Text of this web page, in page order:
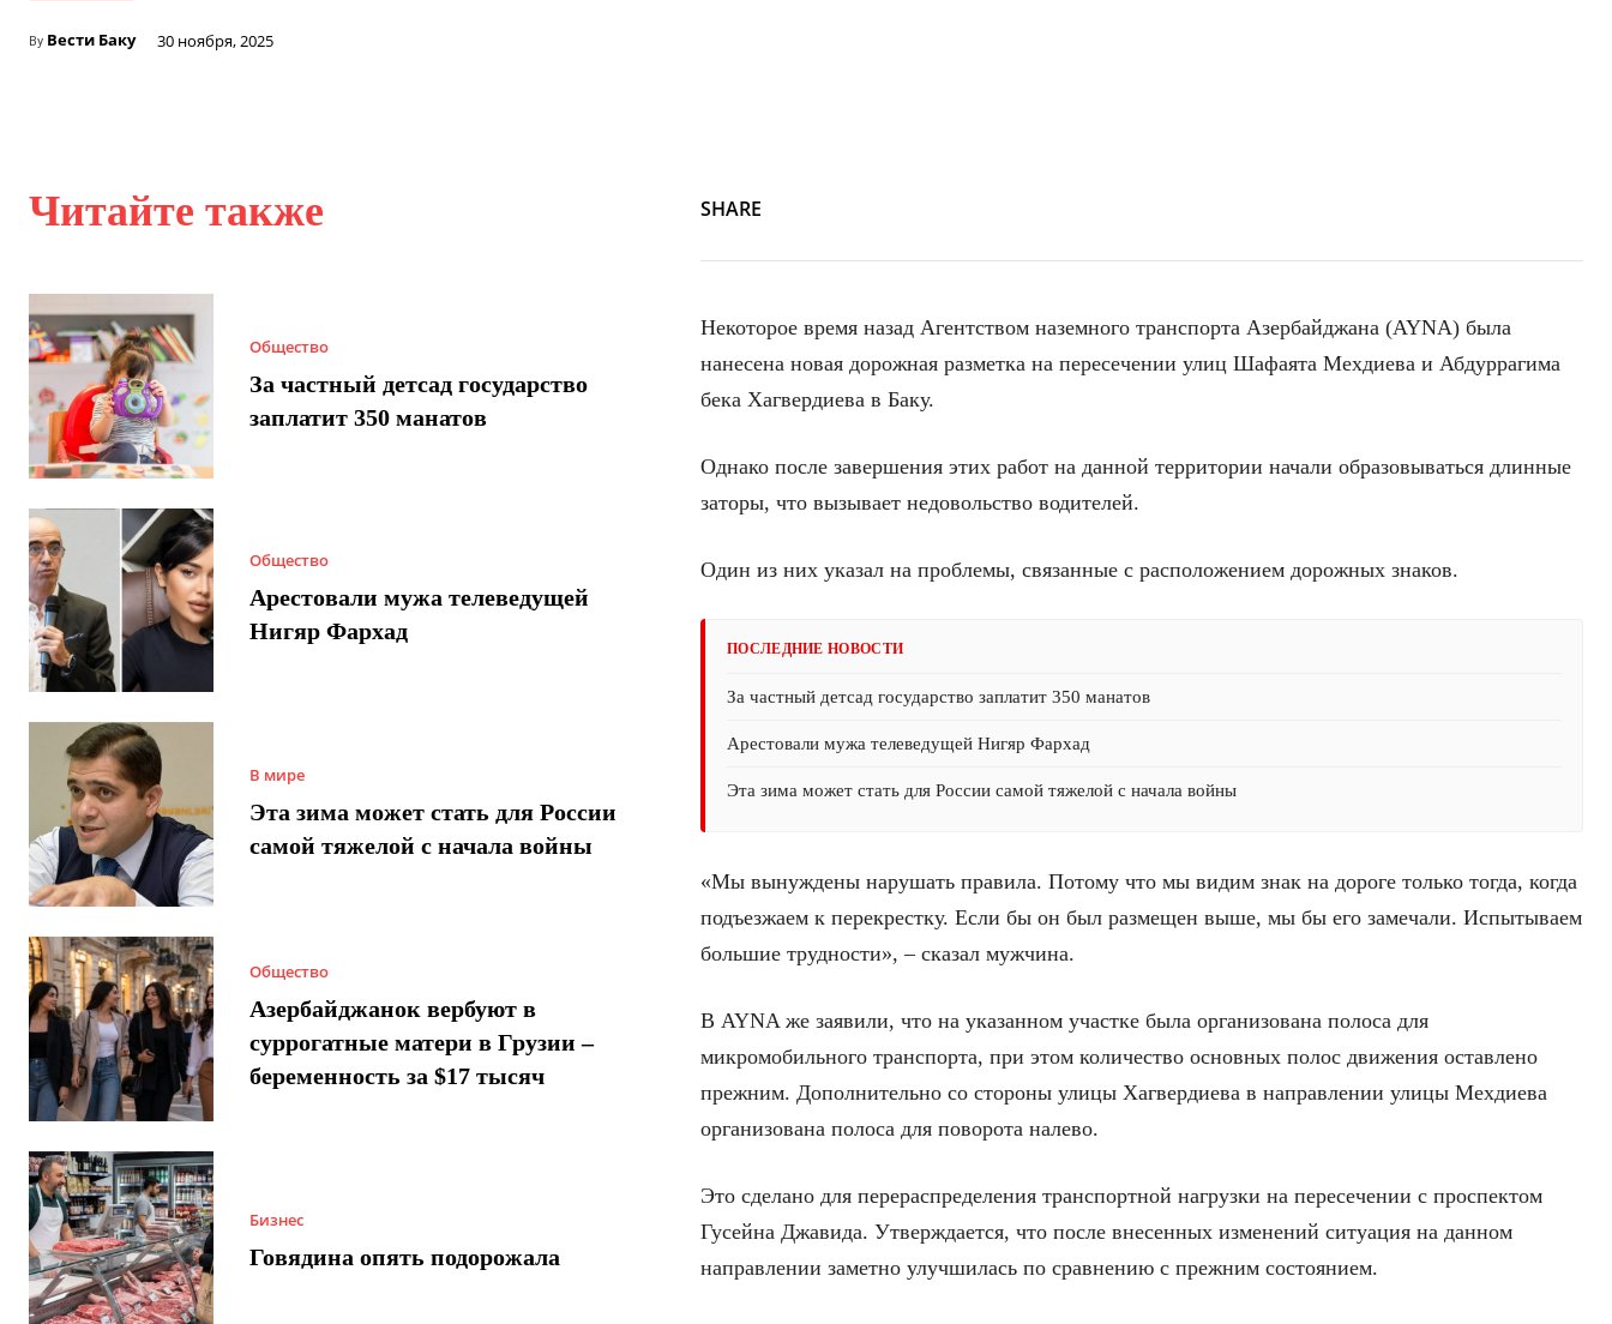
By Вести Баку 30 ноября, 2025
Читайте также
Общество
За частный детсад государство
заплатит 350 манатов
Общество
Арестовали мужа телеведущей
Нигяр Фархад
В мире
Эта зима может стать для России
самой тяжелой с начала войны
Общество
Азербайджанок вербуют в
суррогатные матери в Грузии –
беременность за $17 тысяч
Бизнес
Говядина опять подорожала
SHARE
Некоторое время назад Агентством наземного транспорта Азербайджана (AYNA) была
нанесена новая дорожная разметка на пересечении улиц Шафаята Мехдиева и Абдуррагима
бека Хагвердиева в Баку.
Однако после завершения этих работ на данной территории начали образовываться длинные
заторы, что вызывает недовольство водителей.
Один из них указал на проблемы, связанные с расположением дорожных знаков.
ПОСЛЕДНИЕ НОВОСТИ
За частный детсад государство заплатит 350 манатов
Арестовали мужа телеведущей Нигяр Фархад
Эта зима может стать для России самой тяжелой с начала войны
«Мы вынуждены нарушать правила. Потому что мы видим знак на дороге только тогда, когда
подъезжаем к перекрестку. Если бы он был размещен выше, мы бы его замечали. Испытываем
большие трудности», – сказал мужчина.
В AYNA же заявили, что на указанном участке была организована полоса для
микромобильного транспорта, при этом количество основных полос движения оставлено
прежним. Дополнительно со стороны улицы Хагвердиева в направлении улицы Мехдиева
организована полоса для поворота налево.
Это сделано для перераспределения транспортной нагрузки на пересечении с проспектом
Гусейна Джавида. Утверждается, что после внесенных изменений ситуация на данном
направлении заметно улучшилась по сравнению с прежним состоянием.